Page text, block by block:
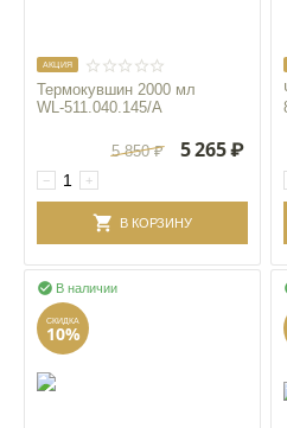
AКЦИЯ
Термокувшин 2000 мл
WL‑511.040.145/A
+
−
5 850 ₽ 5 265₽
В КОРЗИНУ
В наличии

СКИДКА
10%